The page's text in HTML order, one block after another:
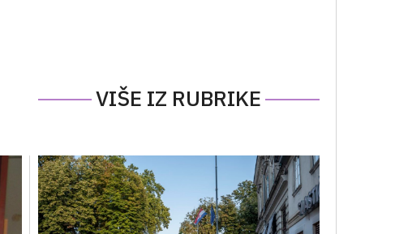
VIŠE IZ RUBRIKE